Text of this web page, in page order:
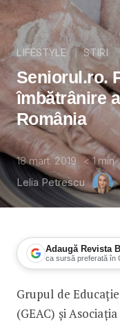
LIFESTYLE STIRI
Seniorul.ro.
îmbătrânire
România
18 mart. 2019 < 1min
Lelia Petrescu
Adaugă Revista
ca sursă preferată în
Seniorul.ro.
Grupul de
(GEAC) și